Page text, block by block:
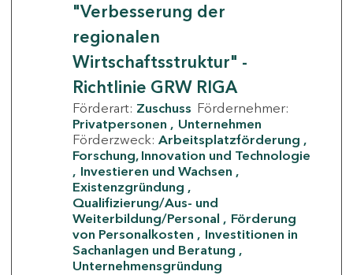
"Verbesserung der
regionalen
Wirtschaftsstruktur" -
Richtlinie GRW RIGA
Förderart: Zuschuss Fördernehmer:
Privatpersonen
Unternehmen
Förderzweck: Arbeitsplatzförderung
Forschung, Innovation und Technologie
Investieren und Wachsen
Existenzgründung
Qualifizierung/Aus- und
Weiterbildung/Personal
Förderung
von Personalkosten
Investitionen in
Sachanlagen und Beratung
Unternehmensgründung